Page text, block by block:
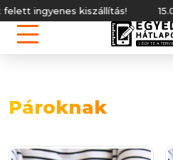
15.000 Forint felett
Pároknak